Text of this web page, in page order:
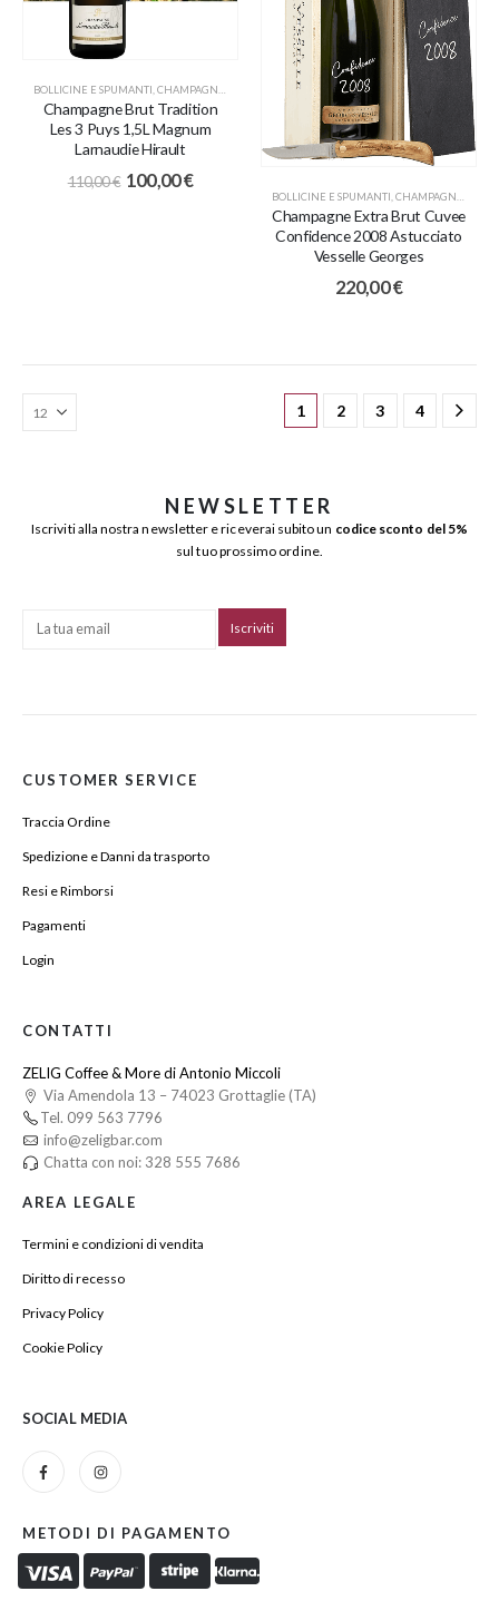
BOLLICINE E SPUMANTI CHAMPAGNE IDEE REGALO
Champagne Brut Tradition
Les 3 Puys 1,5L Magnum
Larnaudie Hirault
110,00€ 100,00€
BOLLICINE E SPUMANTI,CHAMPAGNE
Champagne Extra Brut Cuvee
Confidence 2008 Astucciato
Vesselle Georges
220,00€
1 2 3 4
NEWSLETTER
Iscriviti alla nostra newsletter e riceverai subito un codice sconto del 5%
sul tuo prossimo ordine.
CUSTOMER SERVICE
Traccia Ordine
Spedizione e Danni da trasporto
Resi e Rimborsi
Pagamenti
Login
CONTATTI
ZELIG Coffee & More di Antonio Miccoli
Via Amendola 13 – 74023 Grottaglie (TA)
Tel. 099 563 7796
info@zeligbar.com
Chatta con noi: 328 555 7686
AREA LEGALE
Termini e condizioni di vendita
Diritto di recesso
Privacy Policy
Cookie Policy
SOCIAL MEDIA
METODI DI PAGAMENTO